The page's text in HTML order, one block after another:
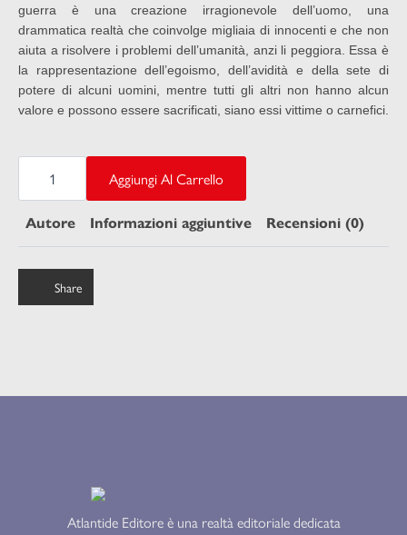
guerra è una creazione irragionevole dell’uomo, una
drammatica realtà che coinvolge migliaia di innocenti e che non
aiuta a risolvere i problemi dell’umanità, anzi li peggiora. Essa è
la rappresentazione dell’egoismo, dell’avidità e della sete di
potere di alcuni uomini, mentre tutti gli altri non hanno alcun
valore e possono essere sacrificati, siano essi vittime o carnefici.
SANSONE
quantità Aggiungi Al Carrello
Autore Informazioni aggiuntive Recensioni (0)
Share
Atlantide Editore è una realtà editoriale dedicata